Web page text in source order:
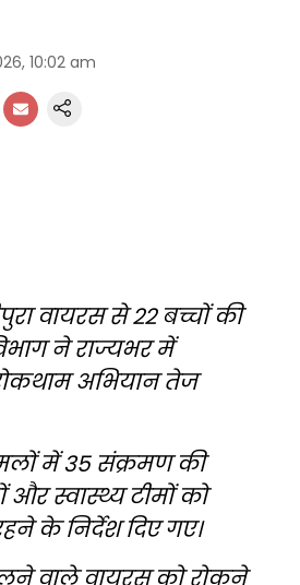
10:02 am
वायरस से 22 बच्चों की
ने राज्यभर में
अभियान तेज
में 35 संक्रमण की
और स्वास्थ्य टीमों को
के निर्देश दिए गए।
वाले वायरस को रोकने